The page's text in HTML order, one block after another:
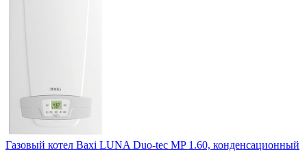
Газовый котел Baxi LUNA Duo-tec MP 1.60, конденсационный